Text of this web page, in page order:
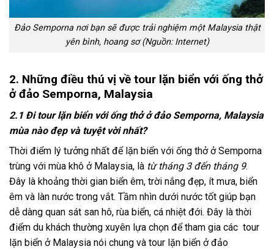
Đảo Semporna nơi bạn sẽ được trải nghiệm một Malaysia thật
yên bình, hoang sơ (Nguồn: Internet)
2. Những điều thú vị về tour lặn biển với ống thở
ở đảo Semporna, Malaysia
2.1 Đi tour lặn biển với ống thở ở đảo Semporna, Malaysia
mùa nào đẹp và tuyệt vời nhất?
Thời điểm lý tưởng nhất để lặn biển với ống thở ở Semporna
trùng với mùa khô ở Malaysia, là từ tháng 3 đến tháng 9.
Đây là khoảng thời gian biển êm, trời nắng đẹp, ít mưa, biển
êm và làn nước trong vắt. Tầm nhìn dưới nước tốt giúp bạn
dễ dàng quan sát san hô, rùa biển, cá nhiệt đới. Đây là thời
điểm du khách thường xuyên lựa chọn để tham gia các tour
lặn biển ở Malaysia nói chung và tour lặn biển ở đảo